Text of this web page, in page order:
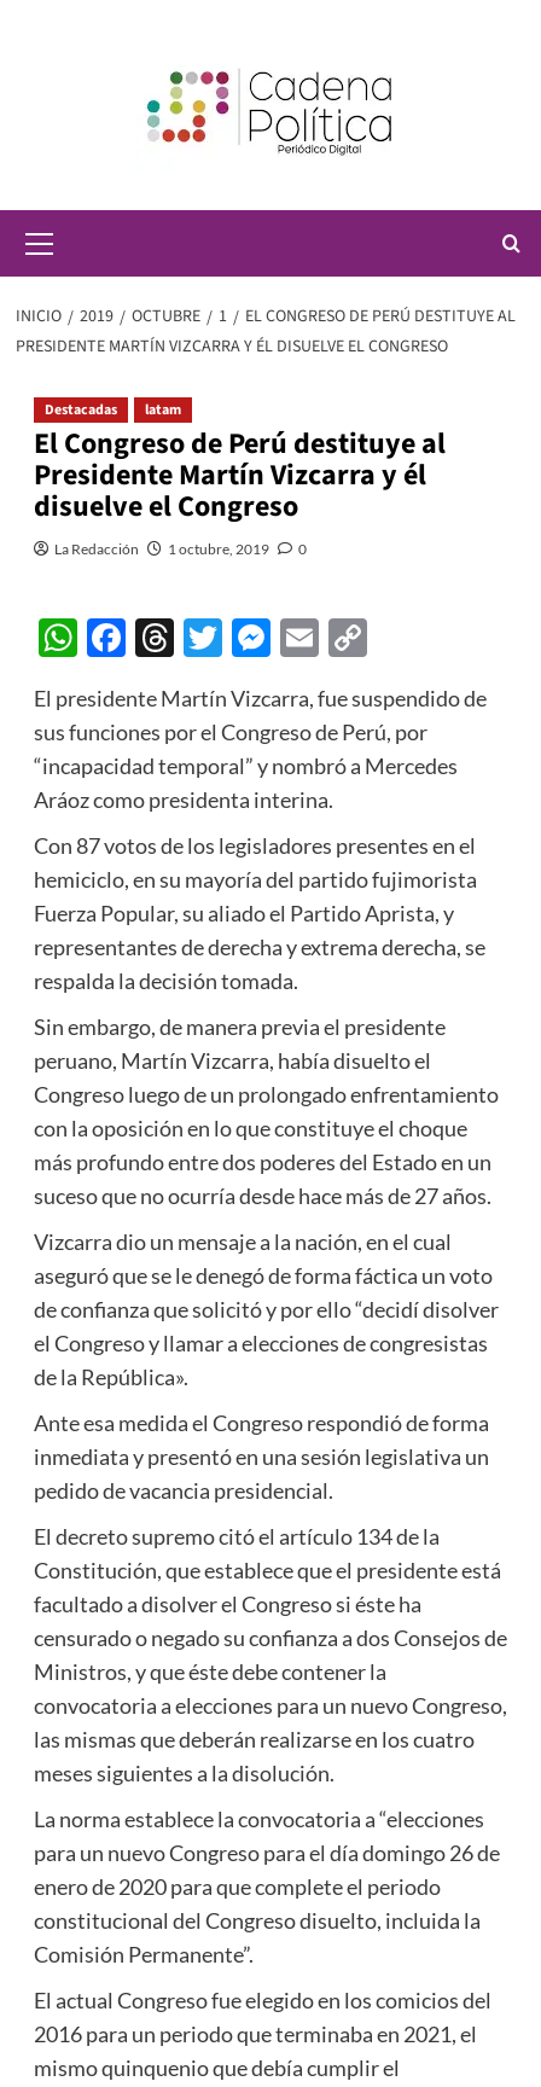
principal
INICIO 2019 OCTUBRE 1
EL CONGRESO DE PERÚ DESTITUYE AL
PRESIDENTE MARTÍN VIZCARRA Y ÉL DISUELVE EL CONGRESO
Destacadas latam
El Congreso de Perú destituye al
Presidente Martín Vizcarra y él
disuelve el Congreso
La Redacción 1 octubre, 2019 0
WhatsApp
Facebook
Threads
Twitter
Messenger
EmailCopy
El presidente Martín Vizcarra, fue suspendido de
sus funciones por el Congreso de Perú, por
“incapacidad temporal” y nombró a Mercedes
Aráoz como presidenta interina.
Con 87 votos de los legisladores presentes en el
hemiciclo, en su mayoría del partido fujimorista
Fuerza Popular, su aliado el Partido Aprista, y
representantes de derecha y extrema derecha, se
respalda la decisión tomada.
Sin embargo, de manera previa el presidente
peruano, Martín Vizcarra, había disuelto el
Congreso luego de un prolongado enfrentamiento
con la oposición en lo que constituye el choque
más profundo entre dos poderes del Estado en un
suceso que no ocurría desde hace más de 27 años.
Vizcarra dio un mensaje a la nación, en el cual
aseguró que se le denegó de forma fáctica un voto
de confianza que solicitó y por ello “decidí disolver
el Congreso y llamar a elecciones de congresistas
de la República».
Ante esa medida el Congreso respondió de forma
inmediata y presentó en una sesión legislativa un
pedido de vacancia presidencial.
El decreto supremo citó el artículo 134 de la
Constitución, que establece que el presidente está
facultado a disolver el Congreso si éste ha
censurado o negado su confianza a dos Consejos de
Ministros, y que éste debe contener la
convocatoria a elecciones para un nuevo Congreso,
las mismas que deberán realizarse en los cuatro
meses siguientes a la disolución.
La norma establece la convocatoria a “elecciones
para un nuevo Congreso para el día domingo 26 de
enero de 2020 para que complete el periodo
constitucional del Congreso disuelto, incluida la
Comisión Permanente”.
El actual Congreso fue elegido en los comicios del
2016 para un periodo que terminaba en 2021, el
mismo quinquenio que debía cumplir el